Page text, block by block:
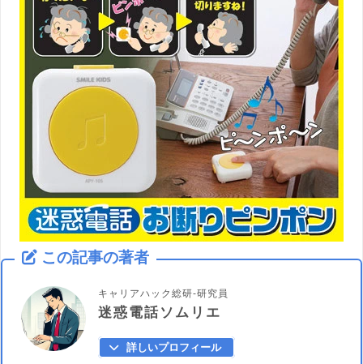
この記事の著者
キャリアハック総研-研究員
迷惑電話ソムリエ
詳しいプロフィール